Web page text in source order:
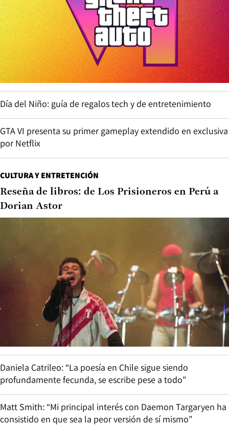
Día del Niño: guía de regalos tech y de entretenimiento
GTA VI presenta su primer gameplay extendido en exclusiva
por Netflix
CULTURA Y ENTRETENCIÓN
Reseña de libros: de Los Prisioneros en Perú a
Dorian Astor
Daniela Catrileo: “La poesía en Chile sigue siendo
profundamente fecunda, se escribe pese a todo”
Matt Smith: “Mi principal interés con Daemon Targaryen ha
consistido en que sea la peor versión de sí mismo”